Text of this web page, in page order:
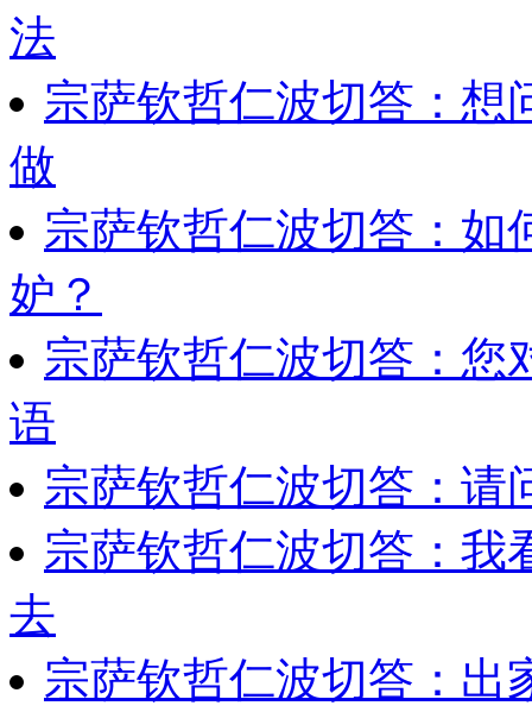
法
宗萨钦哲仁波切答：想
做
宗萨钦哲仁波切答：如
妒？
宗萨钦哲仁波切答：您
语
宗萨钦哲仁波切答：请
宗萨钦哲仁波切答：我
去
宗萨钦哲仁波切答：出